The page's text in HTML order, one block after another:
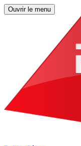
Ouvrir le menu